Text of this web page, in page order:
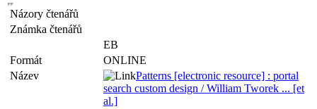
Názory čtenářů
Známka čtenářů
EB
Formát
ONLINE
Název
Patterns [electronic resource] : portal
search custom design / William Tworek ... [et
al.]